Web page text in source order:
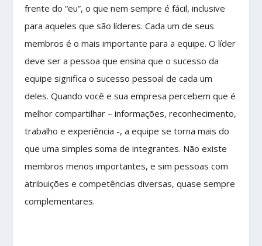
frente do “eu”, o que nem sempre é fácil, inclusive
para aqueles que são líderes. Cada um de seus
membros é o mais importante para a equipe. O líder
deve ser a pessoa que ensina que o sucesso da
equipe significa o sucesso pessoal de cada um
deles. Quando você e sua empresa percebem que é
melhor compartilhar – informações, reconhecimento,
trabalho e experiência -, a equipe se torna mais do
que uma simples soma de integrantes. Não existe
membros menos importantes, e sim pessoas com
atribuições e competências diversas, quase sempre
complementares.